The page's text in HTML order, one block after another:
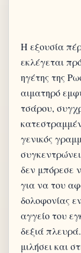
Η εξουσία
εκλέγεται
ηγέτης της
αιματηρό
τσάρου,
γενικός
δεν μπόρεσε
για να του
δολοφονίας
αγγείο του
δεξιά
μιλήσει και